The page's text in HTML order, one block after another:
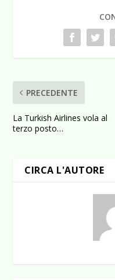
PRECEDENTE
La Turkish Airlines vola al
terzo posto…
CIRCA L'AUTORE